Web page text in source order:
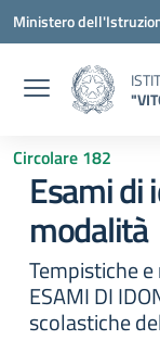
Vai ai contenuti
Vai al menu di
Vai al footer
Ministero
Circolare 182
Esami di
modalità
Tempistiche
ESAMI DI
scolastiche